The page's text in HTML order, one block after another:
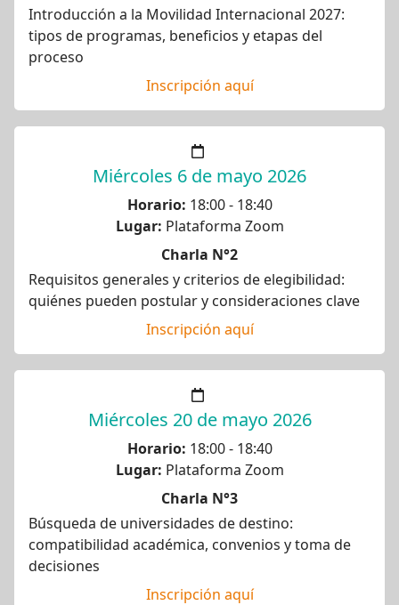
Introducción a la Movilidad Internacional 2027:
tipos de programas, beneficios y etapas del
proceso
Inscripción aquí
Miércoles 6 de mayo 2026
Horario: 18:00 - 18:40
Lugar: Plataforma Zoom
Charla N°2
Requisitos generales y criterios de elegibilidad:
quiénes pueden postular y consideraciones clave
Inscripción aquí
Miércoles 20 de mayo 2026
Horario: 18:00 - 18:40
Lugar: Plataforma Zoom
Charla N°3
Búsqueda de universidades de destino:
compatibilidad académica, convenios y toma de
decisiones
Inscripción aquí